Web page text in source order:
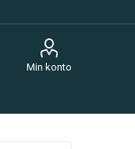
Min konto